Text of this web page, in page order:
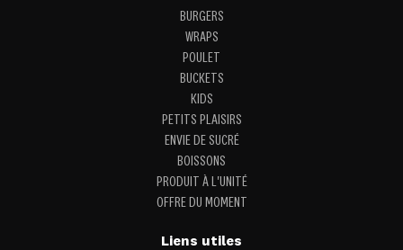
BURGERS
WRAPS
POULET
BUCKETS
KIDS
PETITS PLAISIRS
ENVIE DE SUCRÉ
BOISSONS
PRODUIT À L'UNITÉ
OFFRE DU MOMENT
Liens utiles